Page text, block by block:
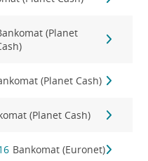
(Planet
(Planet Cash)
(Planet Cash)
Bankomat (Euronet)